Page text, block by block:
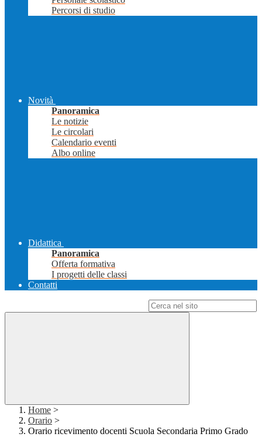
Percorsi di studio
Novità
Panoramica
Le notizie
Le circolari
Calendario eventi
Albo online
Didattica
Panoramica
Offerta formativa
I progetti delle classi
Contatti
Home >
Orario >
Orario ricevimento docenti Scuola Secondaria Primo Grado